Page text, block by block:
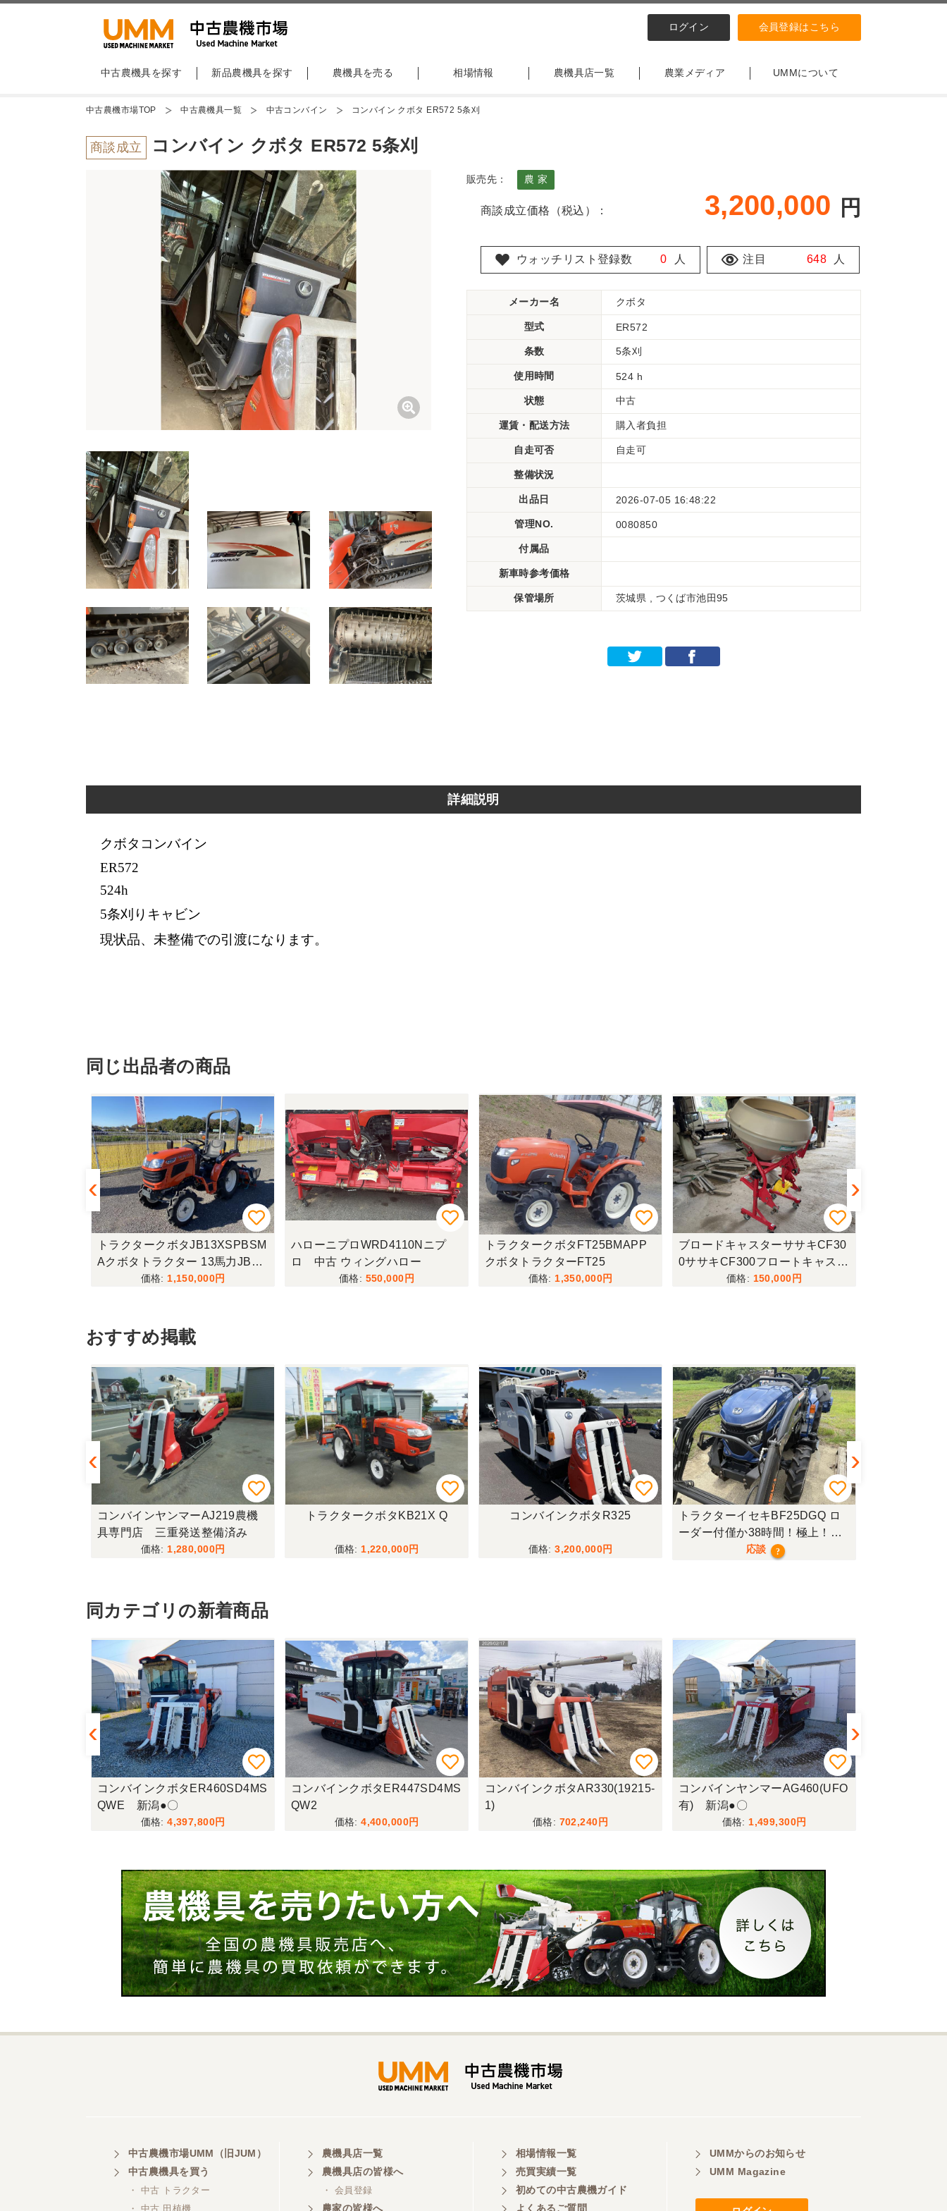
ログイン 会員登録はこちら
中古農機具を探す 新品農機具を探す 農機具を売る 相場情報 農機具店一覧 農業メディア UMMについて
中古農機市場TOP 中古農機具一覧 中古コンバイン コンバイン クボタ ER572 5条刈
商談成立 コンバイン クボタ ER572 5条刈
販売先： 農 家
商談成立価格（税込）： 3,200,000 円
ウォッチリスト登録数 0 人 注目 648 人
メーカー名 クボタ
型式 ER572
条数 5条刈
使用時間 524 h
状態 中古
運賃・配送方法 購入者負担
自走可否 自走可
整備状況
出品日 2026-07-05 16:48:22
管理NO. 0080850
付属品
新車時参考価格
保管場所 茨城県 , つくば市池田95
詳細説明
クボタコンバイン
ER572
524h
5条刈りキャビン
現状品、未整備での引渡になります。
同じ出品者の商品
トラクタークボタJB13XSPBSM
Aクボタトラクター 13馬力JB13
X(special)
1,150,000
ハローニプロWRD4110Nニプ
ロ 中古 ウィングハロー
550,000
トラクタークボタFT25BMAPP
クボタトラクターFT25
1,350,000
ブロードキャスターササキCF30
0ササキCF300フロートキャスタ
150,000
おすすめ掲載
コンバインヤンマーAJ219農機
具専門店 三重発送整備済み
1,280,000
トラクタークボタKB21X Q
1,220,000
コンバインクボタR325
3,200,000
トラクターイセキBF25DGQ ロ
ーダー付僅か38時間！極上！現
応談 ?
同カテゴリの新着商品
コンバインクボタER460SD4MS
QWE 新潟●〇
4,397,800
コンバインクボタER447SD4MS
QW2
4,400,000
コンバインクボタAR330(19215-
1)
702,240
コンバインヤンマーAG460(UFO
有) 新潟●〇
1,499,300
中古農機市場UMM（旧JUM）
中古農機具を買う
・ 中古 トラクター
・ 中古 田植機
農機具店一覧
農機具店の皆様へ
・ 会員登録
農家の皆様へ
相場情報一覧
売買実績一覧
初めての中古農機ガイド
よくあるご質問
UMMからのお知らせ
UMM Magazine